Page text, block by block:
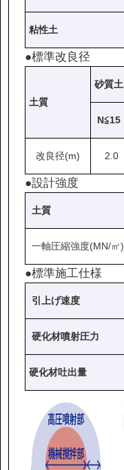
粘性土
●標準改良径
土質
砂質土
N≦15
改良径(m) 2.0
●設計強度
土質
一軸圧縮強度(MN/㎡)
●標準施工仕様
引上げ速度
硬化材噴射圧力
硬化材吐出量